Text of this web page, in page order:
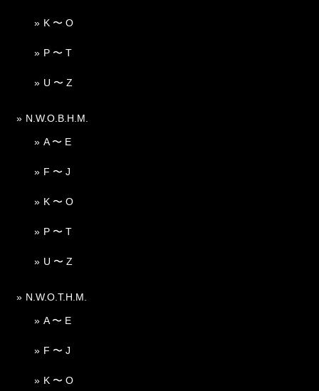
K 〜 O
P 〜 T
U 〜 Z
N.W.O.B.H.M.
A 〜 E
F 〜 J
K 〜 O
P 〜 T
U 〜 Z
N.W.O.T.H.M.
A 〜 E
F 〜 J
K 〜 O